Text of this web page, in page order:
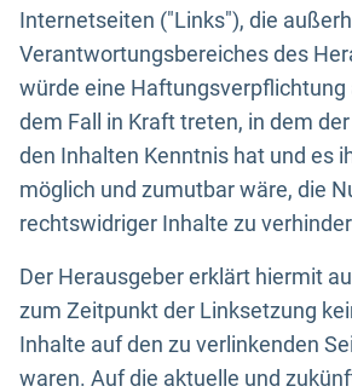
Internetseiten ("Links"), die
Verantwortungsbereiches des
würde eine Haftungsverpflichtung
dem Fall in Kraft treten, in dem
den Inhalten Kenntnis hat und es
möglich und zumutbar wäre, die
rechtswidriger Inhalte zu
Der Herausgeber erklärt hiermit
zum Zeitpunkt der Linksetzung
Inhalte auf den zu verlinkenden
waren. Auf die aktuelle und